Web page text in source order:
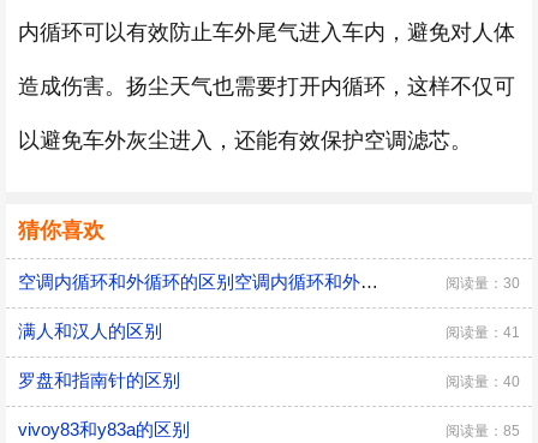
内循环可以有效防止车外尾气进入车内，避免对人体
造成伤害。扬尘天气也需要打开内循环，这样不仅可
以避免车外灰尘进入，还能有效保护空调滤芯。
猜你喜欢
空调内循环和外循环的区别空调内循环和外循环的差别 阅读量：30
满人和汉人的区别 阅读量：41
罗盘和指南针的区别 阅读量：40
vivoy83和y83a的区别 阅读量：85